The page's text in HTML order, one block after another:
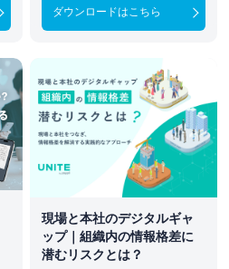
ダウンロードはこちら
現場と本社のデジタルギャ
ップ｜組織内の情報格差に
潜むリスクとは？